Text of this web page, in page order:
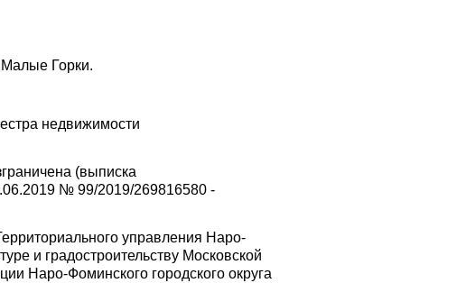
Малые Горки.
недвижимости
(выписка
№ 99/2019/269816580 -
управления Наро-
и градостроительству Московской
Наро-Фоминского городского округа